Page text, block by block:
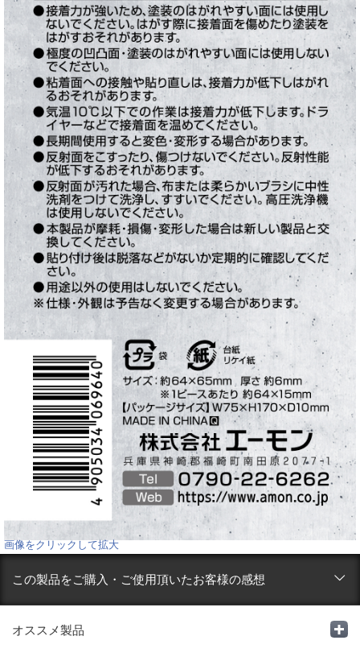
画像をクリックして拡大
この製品をご購入・ご使用頂いたお客様の感想
オススメ製品